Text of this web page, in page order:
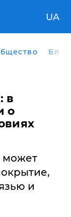
UA
в
о
может
и